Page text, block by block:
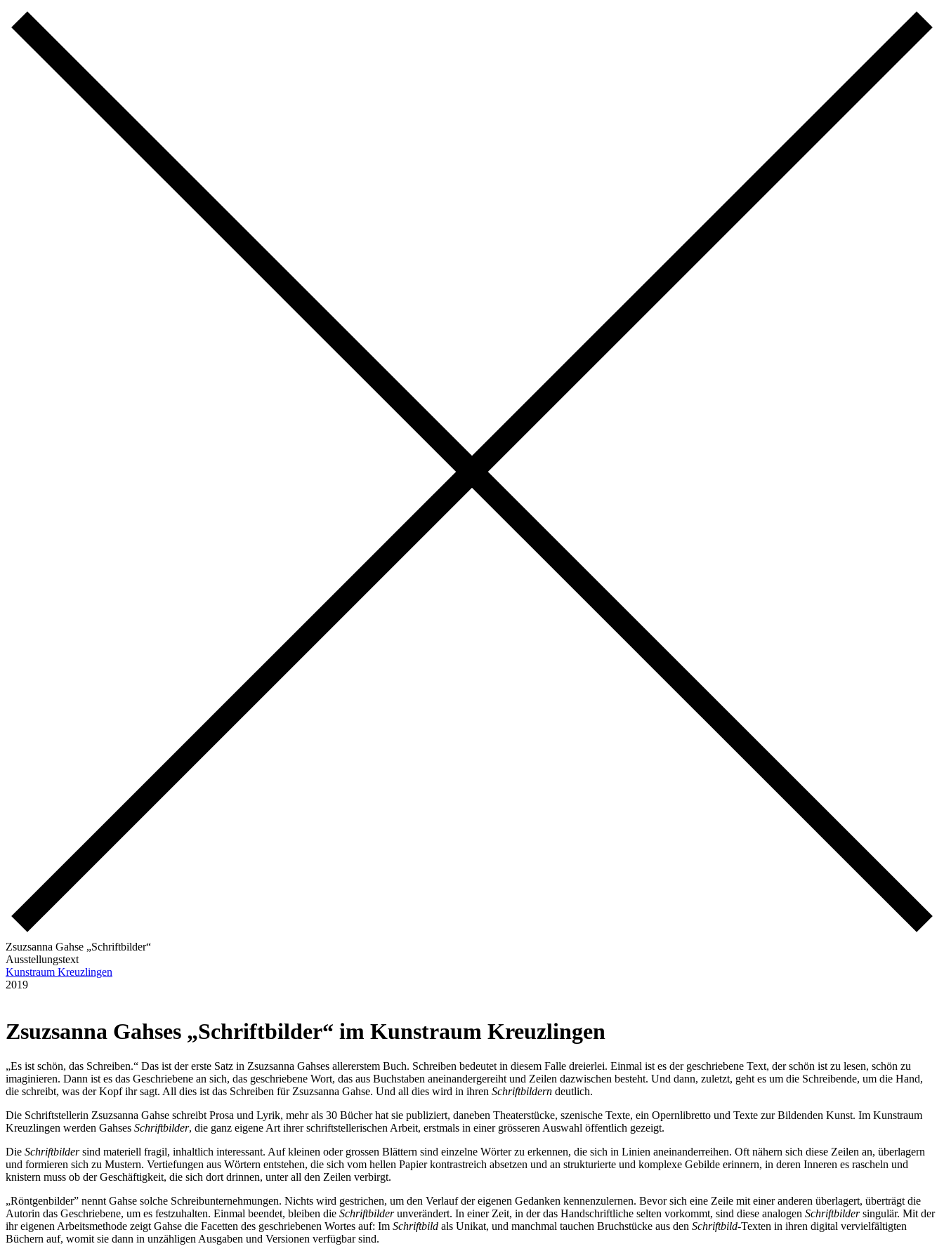
Zsuzsanna Gahse „Schriftbilder“
Ausstellungstext
Kunstraum Kreuzlingen
2019
Zsuzsanna Gahses „Schriftbilder“ im Kunstraum Kreuzlingen
„Es ist schön, das Schreiben.“ Das ist der erste Satz in Zsuzsanna Gahses allererstem Buch. Schreiben bedeutet in diesem Falle dreierlei. Einmal ist es der geschriebene Text, der schön ist zu lesen, schön zu
imaginieren. Dann ist es das Geschriebene an sich, das geschriebene Wort, das aus Buchstaben aneinandergereiht und Zeilen dazwischen besteht. Und dann, zuletzt, geht es um die Schreibende, um die Hand,
die schreibt, was der Kopf ihr sagt. All dies ist das Schreiben für Zsuzsanna Gahse. Und all dies wird in ihren Schriftbildern deutlich.
Die Schriftstellerin Zsuzsanna Gahse schreibt Prosa und Lyrik, mehr als 30 Bücher hat sie publiziert, daneben Theaterstücke, szenische Texte, ein Opernlibretto und Texte zur Bildenden Kunst. Im Kunstraum
Kreuzlingen werden Gahses Schriftbilder, die ganz eigene Art ihrer schriftstellerischen Arbeit, erstmals in einer grösseren Auswahl öffentlich gezeigt.
Die Schriftbildersind materiell fragil, inhaltlich interessant. Auf kleinen oder grossen Blättern sind einzelne Wörter zu erkennen, die sich in Linien aneinanderreihen. Oft nähern sich diese Zeilen an, überlagern
und formieren sich zu Mustern. Vertiefungen aus Wörtern entstehen, die sich vom hellen Papier kontrastreich absetzen und an strukturierte und komplexe Gebilde erinnern, in deren Inneren es rascheln und
knistern muss ob der Geschäftigkeit, die sich dort drinnen, unter all den Zeilen verbirgt.
„Röntgenbilder” nennt Gahse solche Schreibunternehmungen. Nichts wird gestrichen, um den Verlauf der eigenen Gedanken kennenzulernen. Bevor sich eine Zeile mit einer anderen überlagert, überträgt die
Autorin das Geschriebene, um es festzuhalten. Einmal beendet, bleiben die Schriftbilderunverändert. In einer Zeit, in der das Handschriftliche selten vorkommt, sind diese analogen Schriftbildersingulär. Mit der
ihr eigenen Arbeitsmethode zeigt Gahse die Facetten des geschriebenen Wortes auf: Im Schriftbild als Unikat, und manchmal tauchen Bruchstücke aus den Schriftbild-Texten in ihren digital vervielfältigten
Büchern auf, womit sie dann in unzähligen Ausgaben und Versionen verfügbar sind.